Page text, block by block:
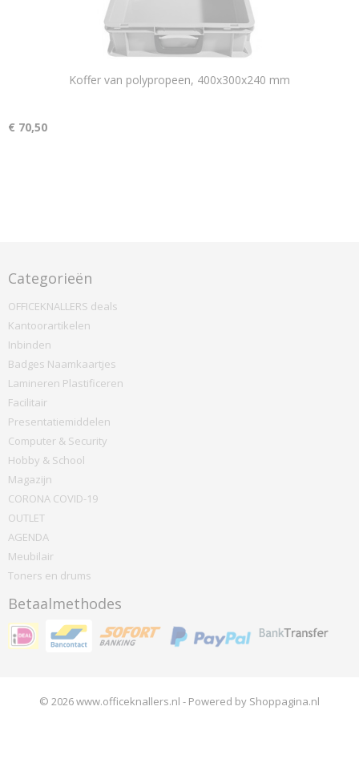
Koffer van polypropeen, 400x300x240 mm
€ 70,50
Categorieën
OFFICEKNALLERS deals
Kantoorartikelen
Inbinden
Badges Naamkaartjes
Lamineren Plastificeren
Facilitair
Presentatiemiddelen
Computer & Security
Hobby & School
Magazijn
CORONA COVID-19
OUTLET
AGENDA
Meubilair
Toners en drums
Betaalmethodes
© 2026 www.officeknallers.nl - Powered by Shoppagina.nl